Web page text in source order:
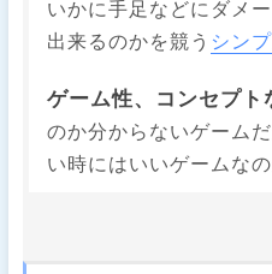
いかに手足などにダメ
出来るのかを競う シン
ゲーム性、コンセプト
のか分からないゲーム
い時にはいいゲームな